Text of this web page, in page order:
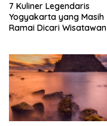
7 Kuliner Legendaris
Yogyakarta yang Masih
Ramai Dicari Wisatawan